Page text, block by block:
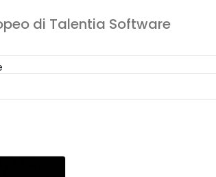
di Talentia Software